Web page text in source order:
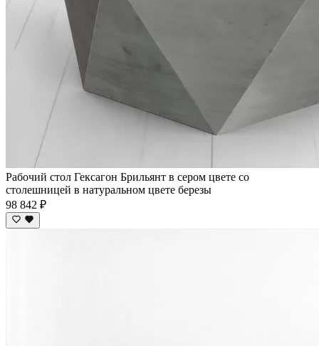
Рабочий стол Гексагон Брильянт в сером цвете со
столешницей в натуральном цвете березы
98 842 ₽